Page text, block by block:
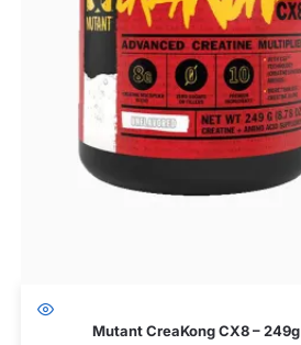
Mutant CreaKong CX8 – 249g